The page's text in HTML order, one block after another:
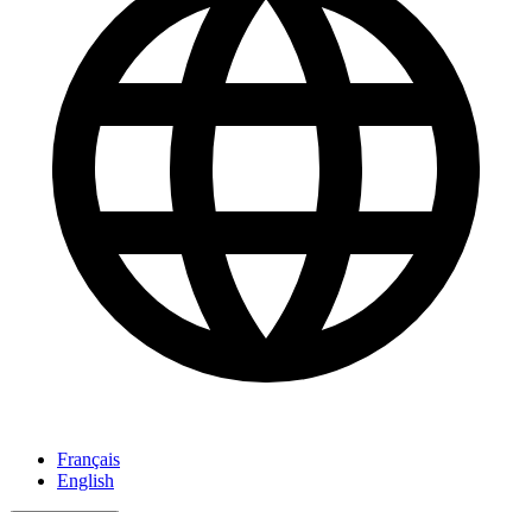
Français
English